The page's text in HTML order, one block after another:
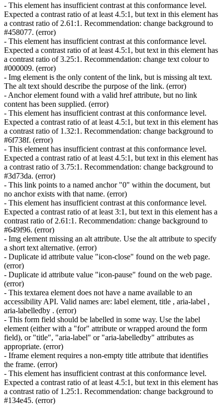
- This element has insufficient contrast at this conformance level.
Expected a contrast ratio of at least 4.5:1, but text in this element has
a contrast ratio of 2.61:1. Recommendation: change background to
#458077. (error)
- This element has insufficient contrast at this conformance level.
Expected a contrast ratio of at least 4.5:1, but text in this element has
a contrast ratio of 3.25:1. Recommendation: change text colour to
#000009. (error)
- Img element is the only content of the link, but is missing alt text.
The alt text should describe the purpose of the link. (error)
- Anchor element found with a valid href attribute, but no link
content has been supplied. (error)
- This element has insufficient contrast at this conformance level.
Expected a contrast ratio of at least 4.5:1, but text in this element has
a contrast ratio of 1.32:1. Recommendation: change background to
#6f738f. (error)
- This element has insufficient contrast at this conformance level.
Expected a contrast ratio of at least 4.5:1, but text in this element has
a contrast ratio of 3.75:1. Recommendation: change background to
#3d73da. (error)
- This link points to a named anchor "0" within the document, but
no anchor exists with that name. (error)
- This element has insufficient contrast at this conformance level.
Expected a contrast ratio of at least 3:1, but text in this element has a
contrast ratio of 2.61:1. Recommendation: change background to
#649f96. (error)
- Img element missing an alt attribute. Use the alt attribute to specify
a short text alternative. (error)
- Duplicate id attribute value "icon-close" found on the web page.
(error)
- Duplicate id attribute value "icon-pause" found on the web page.
(error)
- This textarea element does not have a name available to an
accessibility API. Valid names are: label element, title , aria-label ,
aria-labelledby . (error)
- This form field should be labelled in some way. Use the label
element (either with a "for" attribute or wrapped around the form
field), or "title", "aria-label" or "aria-labelledby" attributes as
appropriate. (error)
- Iframe element requires a non-empty title attribute that identifies
the frame. (error)
- This element has insufficient contrast at this conformance level.
Expected a contrast ratio of at least 4.5:1, but text in this element has
a contrast ratio of 1.25:1. Recommendation: change background to
#134e45. (error)